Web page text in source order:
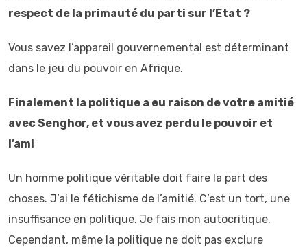
respect de la primauté du parti sur l’Etat ?
Vous savez l’appareil gouvernemental est déterminant
dans le jeu du pouvoir en Afrique.
Finalement la politique a eu raison de votre amitié
avec Senghor, et vous avez perdu le pouvoir et
l’ami
Un homme politique véritable doit faire la part des
choses. J’ai le fétichisme de l’amitié. C’est un tort, une
insuffisance en politique. Je fais mon autocritique.
Cependant, même la politique ne doit pas exclure